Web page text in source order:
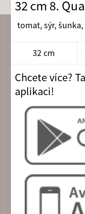
32 cm 8.
tomat, sýr,
32 cm
Chcete více?
aplikaci!